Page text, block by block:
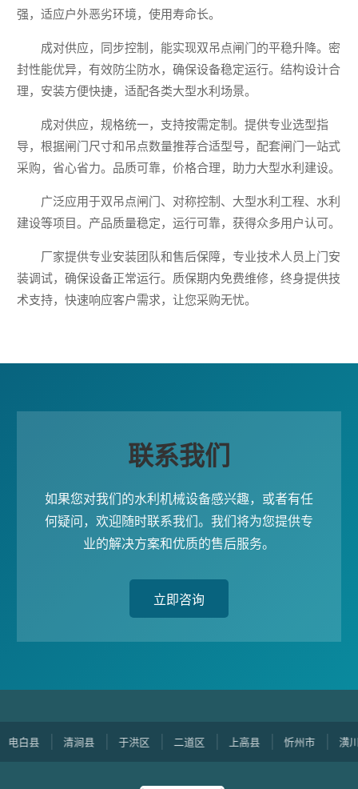
强，适应户外恶劣环境，使用寿命长。
成对供应，同步控制，能实现双吊点闸门的平稳升降。密
封性能优异，有效防尘防水，确保设备稳定运行。结构设计合
理，安装方便快捷，适配各类大型水利场景。
成对供应，规格统一，支持按需定制。提供专业选型指
导，根据闸门尺寸和吊点数量推荐合适型号，配套闸门一站式
采购，省心省力。品质可靠，价格合理，助力大型水利建设。
广泛应用于双吊点闸门、对称控制、大型水利工程、水利
建设等项目。产品质量稳定，运行可靠，获得众多用户认可。
厂家提供专业安装团队和售后保障，专业技术人员上门安
装调试，确保设备正常运行。质保期内免费维修，终身提供技
术支持，快速响应客户需求，让您采购无忧。
联系我们
如果您对我们的水利机械设备感兴趣，或者有任
何疑问，欢迎随时联系我们。我们将为您提供专
业的解决方案和优质的售后服务。
立即咨询
县 清涧县 于洪区 二道区 上高县 忻州市 潢川县